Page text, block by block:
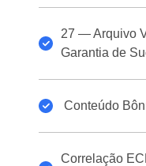
27 — Arquivo
Garantia de
Conteúdo
Correlação